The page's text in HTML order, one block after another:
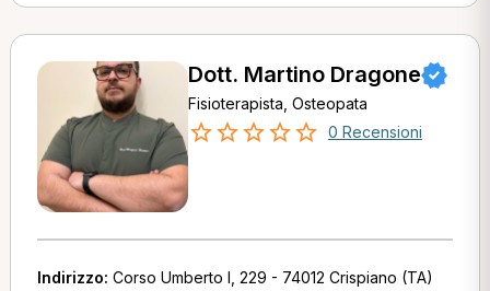
Dott. Martino Dragone
Fisioterapista, Osteopata
0 Recensioni
Indirizzo: Corso Umberto I, 229 - 74012 Crispiano (TA)